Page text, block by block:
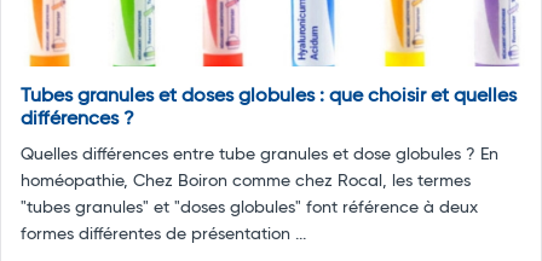
Tubes granules et doses globules : que choisir et quelles
différences ?
Quelles différences entre tube granules et dose globules ? En
homéopathie, Chez Boiron comme chez Rocal, les termes
"tubes granules" et "doses globules" font référence à deux
formes différentes de présentation ...